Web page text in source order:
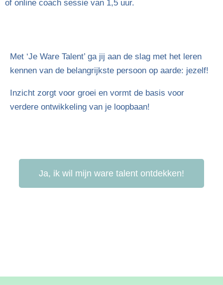
of online coach sessie van 1,5 uur.
Met ‘Je Ware Talent’ ga jij aan de slag met het leren
kennen van de belangrijkste persoon op aarde: jezelf!
Inzicht zorgt voor groei en vormt de basis voor
verdere ontwikkeling van je loopbaan!
Ja, ik wil mijn ware talent ontdekken!